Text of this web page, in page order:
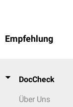
Empfehlung
DocCheck
Über Uns